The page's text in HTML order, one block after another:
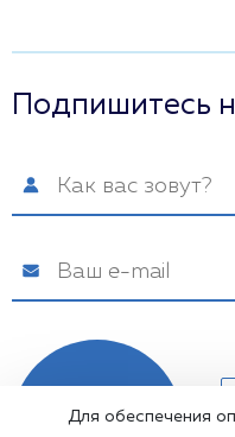
Подпишитесь
Подписаться
Для обеспечения